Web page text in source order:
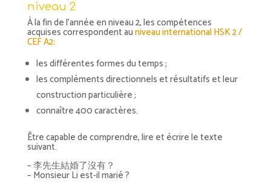
niveau 2
À la fin de l’année en niveau 2, les compétences
acquises correspondent auniveau international HSK 2 /
CEF A2:
les différentes formes du temps ;
les compléments directionnels et résultatifs et leur
construction particulière ;
connaître 400 caractères.
Être capable de comprendre, lire et écrire le texte
suivant.
– 李先生結婚了沒有？
– Monsieur Li est-il marié ?